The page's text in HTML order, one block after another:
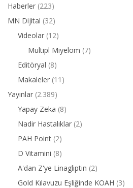
Haberler (223)
MN Dijital (32)
Videolar (12)
Multipl Miyelom (7)
Editöryal (8)
Makaleler (11)
Yayınlar (2.389)
Yapay Zeka (8)
Nadir Hastalıklar (2)
PAH Point (2)
D Vitamini (8)
A'dan Z'ye Linagliptin (2)
Gold Kılavuzu Eşliğinde KOAH (3)